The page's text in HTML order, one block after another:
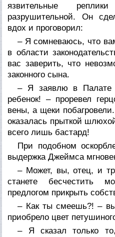
язвительные
разрушительной. Он
вдох и проговорил:
– Я сомневаюсь, что
в области
вас заверить, что
законного сына.
– Я заявлю в
ребенок! – проревел
вены, а щеки
оказалась прыткой
всего лишь бастард!
При подобном
выдержка Джеймса
– Может, вы, отец, и
станете бесчестить
предлогом прикрыть
– Как ты смеешь?! –
приобрело цвет
– Я сказал только